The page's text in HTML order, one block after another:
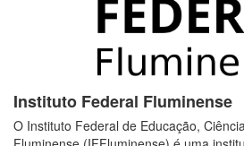
Instituto Federal Fluminense
O Instituto Federal de Educação,